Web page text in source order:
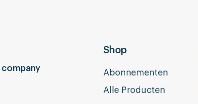
company
Shop
Abonnementen
Alle Producten